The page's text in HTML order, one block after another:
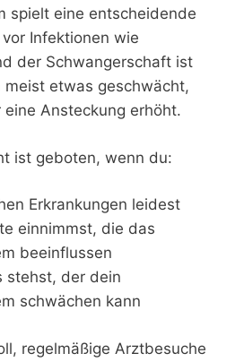
spielt eine entscheidende
Infektionen wie
der Schwangerschaft ist
meist etwas geschwächt,
Ansteckung erhöht.
ist geboten, wenn du:
Erkrankungen leidest
einnimmst, die das
beeinflussen
stehst, der dein
schwächen kann
regelmäßige Arztbesuche